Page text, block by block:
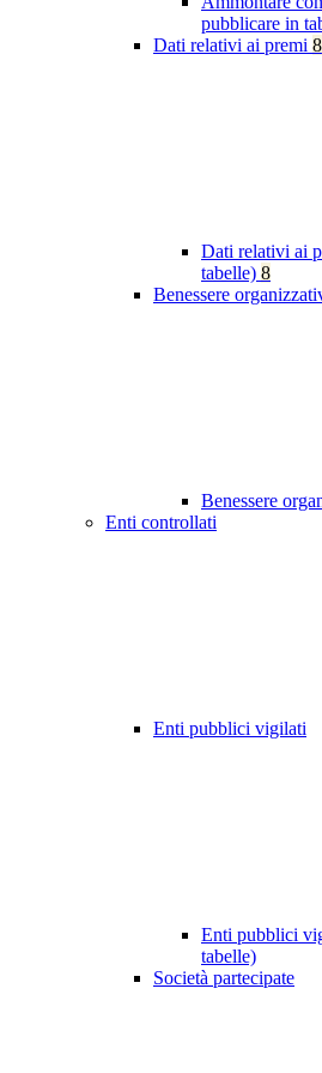
pubblicare in
Dati relativi ai premi 8
Dati relativi ai
tabelle) 8
Benessere
Benessere
Enti controllati
Enti pubblici vigilati
Enti pubblici
tabelle)
Società partecipate